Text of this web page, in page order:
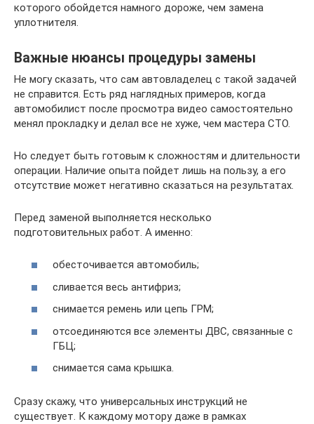
которого обойдется намного дороже, чем замена
уплотнителя.
Важные нюансы процедуры замены
Не могу сказать, что сам автовладелец с такой задачей
не справится. Есть ряд наглядных примеров, когда
автомобилист после просмотра видео самостоятельно
менял прокладку и делал все не хуже, чем мастера СТО.
Но следует быть готовым к сложностям и длительности
операции. Наличие опыта пойдет лишь на пользу, а его
отсутствие может негативно сказаться на результатах.
Перед заменой выполняется несколько
подготовительных работ. А именно:
обесточивается автомобиль;
сливается весь антифриз;
снимается ремень или цепь ГРМ;
отсоединяются все элементы ДВС, связанные с
ГБЦ;
снимается сама крышка.
Сразу скажу, что универсальных инструкций не
существует. К каждому мотору даже в рамках